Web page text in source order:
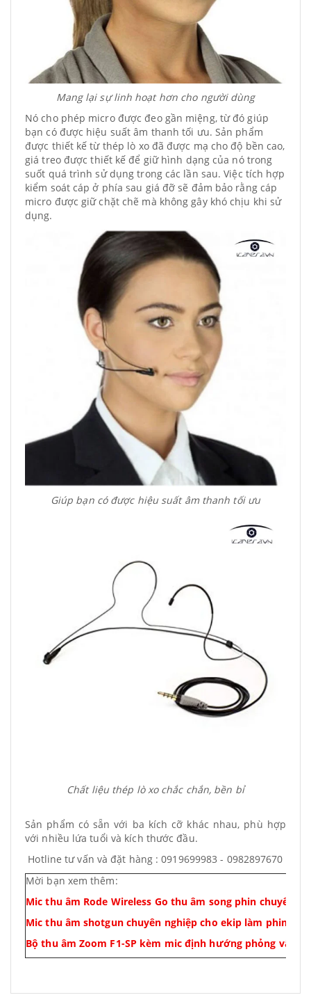
Mang lại sự linh hoạt hơn cho người dùng
Nó cho phép micro được đeo gần miệng, từ đó giúp
bạn có được hiệu suất âm thanh tối ưu. Sản phẩm
được thiết kế từ thép lò xo đã được mạ cho độ bền cao,
giá treo được thiết kế để giữ hình dạng của nó trong
suốt quá trình sử dụng trong các lần sau. Việc tích hợp
kiểm soát cáp ở phía sau giá đỡ sẽ đảm bảo rằng cáp
micro được giữ chặt chẽ mà không gây khó chịu khi sử
dụng.
Giúp bạn có được hiệu suất âm thanh tối ưu
Chất liệu thép lò xo chắc chắn, bền bỉ
Sản phẩm có sẵn với ba kích cỡ khác nhau, phù hợp
với nhiều lứa tuổi và kích thước đầu.
Hotline tư vấn và đặt hàng : 0919699983 - 0982897670
Mời bạn xem thêm:
Mic thu âm Rode Wireless Go thu âm song phin chuyên
Mic thu âm shotgun chuyên nghiệp cho ekip làm phim
Bộ thu âm Zoom F1-SP kèm mic định hướng phỏng vấn